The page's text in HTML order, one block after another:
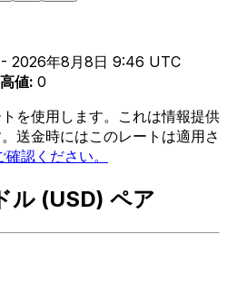
2026年8月8日 9:46 UTC
高値: 0
を使用します。これは情報提供
送金時にはこのレートは適用さ
認ください。
ル (USD) ペア